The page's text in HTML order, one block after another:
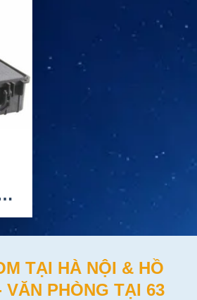
–
TẠI HÀ NỘI & HỒ
VĂN PHÒNG TẠI 63